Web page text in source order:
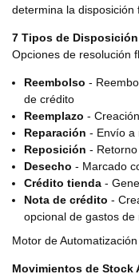
determina la disposición
7 Tipos de Disposición
Opciones de resolución
Reembolso -
de crédito
Reemplazo -
Reparación - Envío a
Reposición -
Desecho - Marcado
Crédito tienda -
Nota de crédito -
opcional de gastos de
Motor de Automatización
Movimientos de Stock